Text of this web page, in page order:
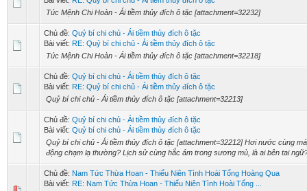
Túc Mệnh Chi Hoàn - Ái tiềm thủy đích ô tặc [attachment=32232]
Chủ đề: Quỷ bí chi chủ - Ái tiềm thủy đích ô tặc
Bài viết: RE: Quỷ bí chi chủ - Ái tiềm thủy đích ô tặc
Túc Mệnh Chi Hoàn - Ái tiềm thủy đích ô tặc [attachment=32218]
Chủ đề: Quỷ bí chi chủ - Ái tiềm thủy đích ô tặc
Bài viết: RE: Quỷ bí chi chủ - Ái tiềm thủy đích ô tặc
Quỷ bí chi chủ - Ái tiềm thủy đích ô tặc [attachment=32213]
Chủ đề: Quỷ bí chi chủ - Ái tiềm thủy đích ô tặc
Bài viết: Quỷ bí chi chủ - Ái tiềm thủy đích ô tặc
Quỷ bí chi chủ - Ái tiềm thủy đích ô tặc [attachment=32212] Hơi nước cùng
động chạm lạ thường? Lịch sử cùng hắc ám trong sương mù, là ai bên tai
Chủ đề: Nam Tức Thừa Hoan - Thiểu Niên Tình Hoài Tổng Hoàng Qua
Bài viết: RE: Nam Tức Thừa Hoan - Thiểu Niên Tình Hoài Tổng ...